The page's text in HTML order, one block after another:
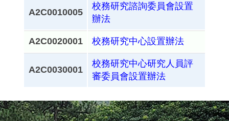
A2C0010005
校務研究諮詢委員會設置
辦法
A2C0020001 校務研究中心設置辦法
A2C0030001
校務研究中心研究人員評
審委員會設置辦法